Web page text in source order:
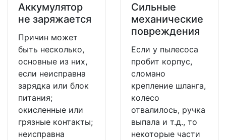
Аккумулятор
не заряжается
Причин может
быть несколько,
основные из них,
если неисправна
зарядка или блок
питания;
окисленные или
грязные контакты;
неисправна
Сильные
механические
повреждения
Если у пылесоса
пробит корпус,
сломано
крепление шланга,
колесо
отвалилось, ручка
выпала и т.д., то
некоторые части